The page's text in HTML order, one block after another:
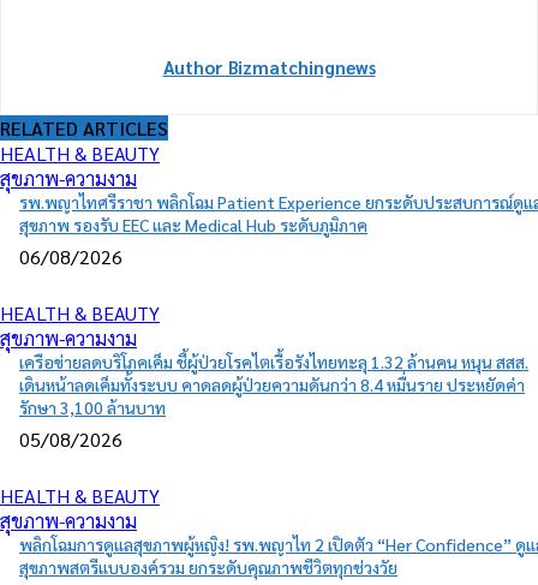
Author Bizmatchingnews
RELATED ARTICLES
HEALTH & BEAUTY
สุขภาพ-ความงาม
รพ.พญาไทศรีราชา พลิกโฉม Patient Experience ยกระดับประสบการณ์ดูแ
สุขภาพ รองรับ EEC และ Medical Hub ระดับภูมิภาค
06/08/2026
HEALTH & BEAUTY
สุขภาพ-ความงาม
เครือข่ายลดบริโภคเค็ม ชี้ผู้ป่วยโรคไตเรื้อรังไทยทะลุ 1.32 ล้านคน หนุน สสส.
เดินหน้าลดเค็มทั้งระบบ คาดลดผู้ป่วยความดันกว่า 8.4 หมื่นราย ประหยัดค่า
รักษา 3,100 ล้านบาท
05/08/2026
HEALTH & BEAUTY
สุขภาพ-ความงาม
พลิกโฉมการดูแลสุขภาพผู้หญิง! รพ.พญาไท 2 เปิดตัว “Her Confidence” ดู
สุขภาพสตรีแบบองค์รวม ยกระดับคุณภาพชีวิตทุกช่วงวัย